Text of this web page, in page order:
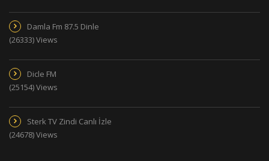
Damla Fm 87.5 Dinle
(26333) Views
Dicle FM
(25154) Views
Sterk TV Zindi Canlı İzle
(24678) Views